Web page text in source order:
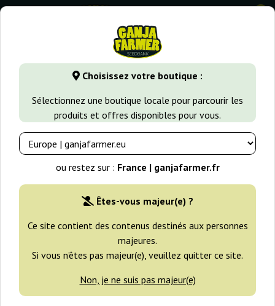
Choisissez votre boutique :
Sélectionnez une boutique locale pour parcourir les
produits et offres disponibles pour vous.
ou restez sur : France | ganjafarmer.fr
Êtes-vous majeur(e) ?
Ce site contient des contenus destinés aux personnes
majeures.
Si vous n’êtes pas majeur(e), veuillez quitter ce site.
Non, je ne suis pas majeur(e)
0
GanjaFarmer.fr Types de Graines Graines de Cannabis